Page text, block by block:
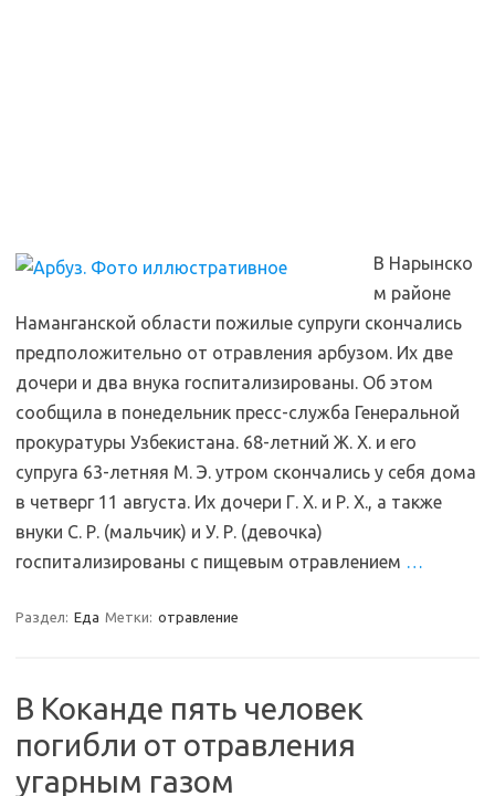
В Нарынско
м районе
Наманганской области пожилые супруги скончались
предположительно от отравления арбузом. Их две
дочери и два внука госпитализированы. Об этом
сообщила в понедельник пресс-служба Генеральной
прокуратуры Узбекистана. 68-летний Ж. Х. и его
супруга 63-летняя М. Э. утром скончались у себя дома
в четверг 11 августа. Их дочери Г. Х. и Р. Х., а также
внуки С. Р. (мальчик) и У. Р. (девочка)
госпитализированы с пищевым отравлением …
Раздел: Еда Метки: отравление
В Коканде пять человек
погибли от отравления
угарным газом